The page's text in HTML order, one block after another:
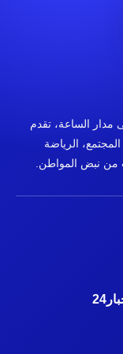
مدار الساعة، تقدم
الرياضة
من نبض المواطن.